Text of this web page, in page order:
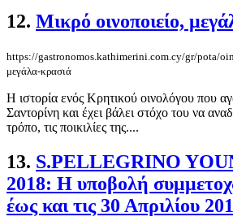
12. Μικρό οινοπoιείο,
https://gastronomos.kathimerini.com.cy/gr/pota/
μεγάλα-κρασιά
Η ιστορία ενός Κρητικού οινολόγου που
Σαντορίνη και έχει βάλει στόχο του να
τρόπο, τις ποικιλίες της....
13. S.PELLEGRINO
2018: Η υποβολή
έως και τις 30 Απριλίου